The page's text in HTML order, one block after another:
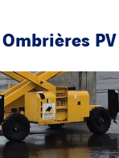
PV